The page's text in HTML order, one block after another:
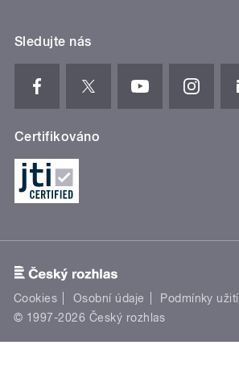
Sledujte nás
Certifikováno
Cookies Osobní údaje Podmínky užití
© 1997-2026 Český rozhlas